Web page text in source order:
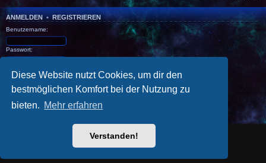
Diese Website nutzt Cookies, um dir den
bestmöglichen Komfort bei der Nutzung zu
bieten. Mehr erfahren
Verstanden!
ANMELDEN•REGISTRIEREN
Benutzername:
Passwort:
Meinen Online-Status während dieser Sitzung verbergen